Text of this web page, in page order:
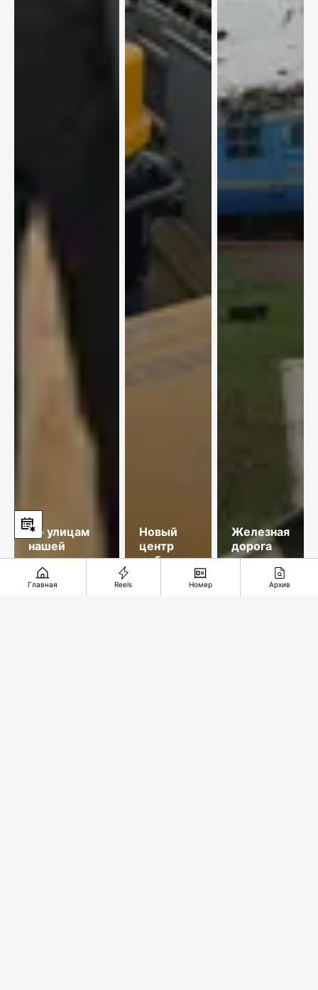
По улицам
нашей
памяти
Новый
центр
добычи
Железная
дорога
длиною в
Главная Reels Номер Архив